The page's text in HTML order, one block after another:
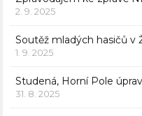
2. 9. 2025
Soutěž mladých hasičů v
1. 9. 2025
Studená, Horní Pole
31. 8. 2025